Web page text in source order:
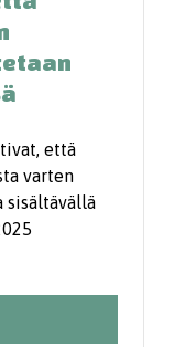
että
varten